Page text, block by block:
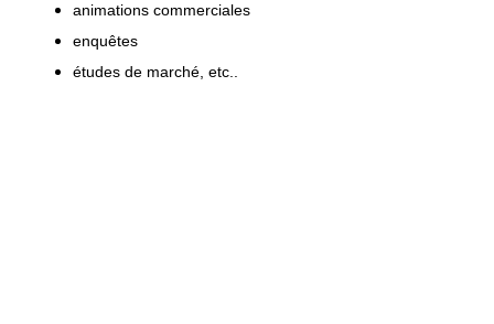
animations commerciales
enquêtes
études de marché, etc..